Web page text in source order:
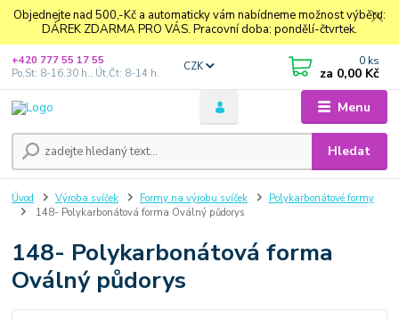
Objednejte nad 500,-Kč a automaticky vám nabídneme možnost výběru:
DÁREK ZDARMA PRO VÁS. Pracovní doba: pondělí-čtvrtek.
Menu
CZK
Hledat
+420 777 55 17 55
Po,St: 8-16.30 h., Út,Čt: 8-14 h.
0 ks
za 0,00 Kč
Úvod Výroba svíček Formy na výrobu svíček
Polykarbonátové formy
148- Polykarbonátová forma Oválný půdorys
148- Polykarbonátová forma
Oválný půdorys